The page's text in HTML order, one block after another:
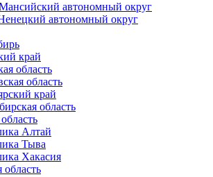
автономный округ
автономный округ
край
область
область
край
область
Алтай
Тыва
Хакасия
область